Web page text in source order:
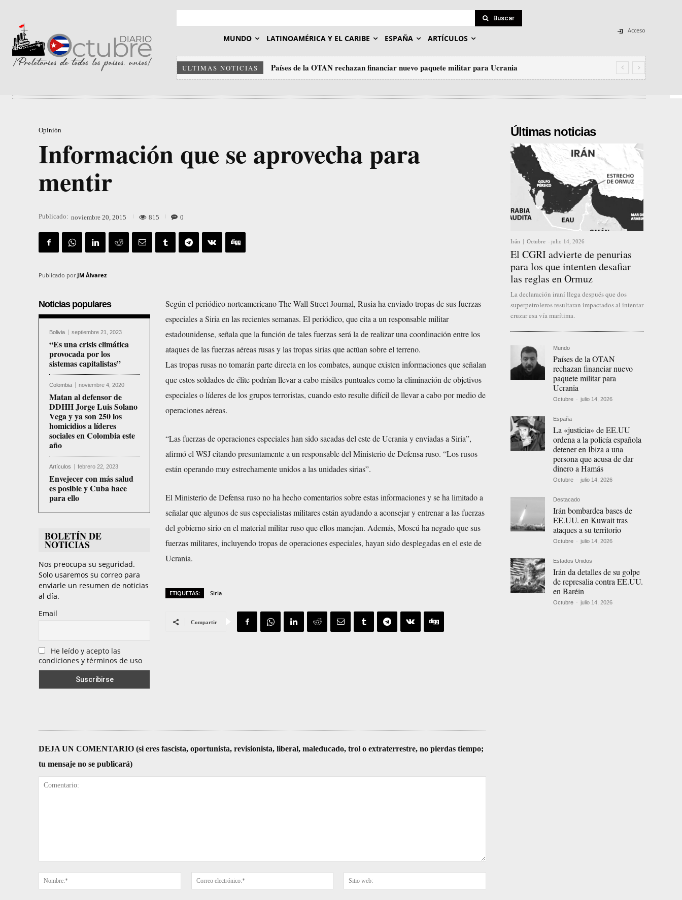
Buscar
MUNDO LATINOAMÉRICA Y EL CARIBE ESPAÑA ARTÍCULOS
Acceso
ULTIMAS NOTICIAS Países de la OTAN rechazan financiar nuevo paquete militar para Ucrania
Opinión
Información que se aprovecha para
mentir
Publicado: noviembre 20, 2015 815 0
Publicado por JM Álvarez
Noticias populares
Bolivia septiembre 21, 2023
“Es una crisis climática
provocada por los
sistemas capitalistas”
Colombia noviembre 4, 2020
Matan al defensor de
DDHH Jorge Luis Solano
Vega y ya son 250 los
homicidios a líderes
sociales en Colombia este
año
Artículos febrero 22, 2023
Envejecer con más salud
es posible y Cuba hace
para ello
BOLETÍN DE
NOTICIAS
Nos preocupa su seguridad.
Solo usaremos su correo para
enviarle un resumen de noticias
al día.
Email
He leído y acepto las
condiciones y términos de uso
Según el periódico norteamericano The Wall Street Journal, Rusia ha enviado tropas de sus fuerzas
especiales a Siria en las recientes semanas. El periódico, que cita a un responsable militar
estadounidense, señala que la función de tales fuerzas será la de realizar una coordinación entre los
ataques de las fuerzas aéreas rusas y las tropas sirias que actúan sobre el terreno.
Las tropas rusas no tomarán parte directa en los combates, aunque existen informaciones que señalan
que estos soldados de élite podrían llevar a cabo misiles puntuales como la eliminación de objetivos
especiales o líderes de los grupos terroristas, cuando esto resulte difícil de llevar a cabo por medio de
operaciones aéreas.
“Las fuerzas de operaciones especiales han sido sacadas del este de Ucrania y enviadas a Siria”,
afirmó el WSJ citando presuntamente a un responsable del Ministerio de Defensa ruso. “Los rusos
están operando muy estrechamente unidos a las unidades sirias”.
El Ministerio de Defensa ruso no ha hecho comentarios sobre estas informaciones y se ha limitado a
señalar que algunos de sus especialistas militares están ayudando a aconsejar y entrenar a las fuerzas
del gobierno sirio en el material militar ruso que ellos manejan. Además, Moscú ha negado que sus
fuerzas militares, incluyendo tropas de operaciones especiales, hayan sido desplegadas en el este de
Ucrania.
ETIQUETAS: Siria
Compartir
DEJA UN COMENTARIO (si eres fascista, oportunista, revisionista, liberal, maleducado, trol o extraterrestre, no pierdas tiempo;
tu mensaje no se publicará)
Nombre:*
Correo
electrónico:*
web:
Últimas noticias
Irán Octubre - julio 14, 2026
El CGRI advierte de penurias
para los que intenten desafiar
las reglas en Ormuz
La declaración iraní llega después que dos
superpetroleros resultaran impactados al intentar
cruzar esa vía marítima.
Mundo
Países de la OTAN
rechazan financiar nuevo
paquete militar para
Ucrania
Octubre - julio 14, 2026
España
La «justicia» de EE.UU
ordena a la policía española
detener en Ibiza a una
persona que acusa de dar
dinero a Hamás
Octubre - julio 14, 2026
Destacado
Irán bombardea bases de
EE.UU. en Kuwait tras
ataques a su territorio
Octubre - julio 14, 2026
Estados Unidos
Irán da detalles de su golpe
de represalia contra EE.UU.
en Baréin
Octubre - julio 14, 2026